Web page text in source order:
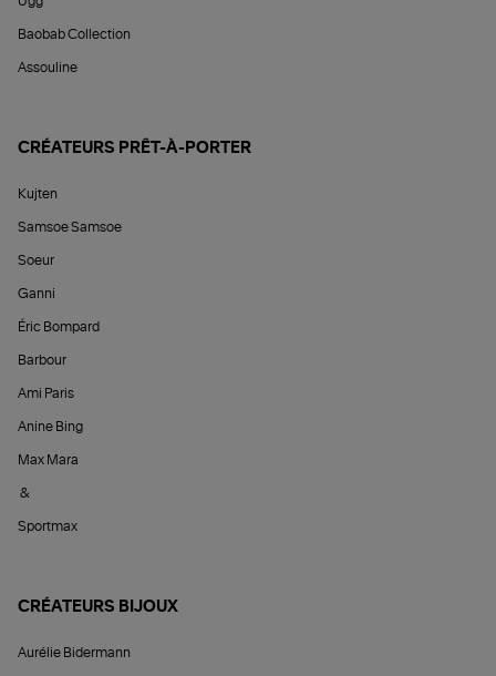
Baobab Collection
Assouline
CRÉATEURS PRÊT-À-PORTER
Kujten
Samsoe Samsoe
Soeur
Ganni
Éric Bompard
Barbour
Ami Paris
Anine Bing
Max Mara
&
Sportmax
CRÉATEURS BIJOUX
Aurélie Bidermann